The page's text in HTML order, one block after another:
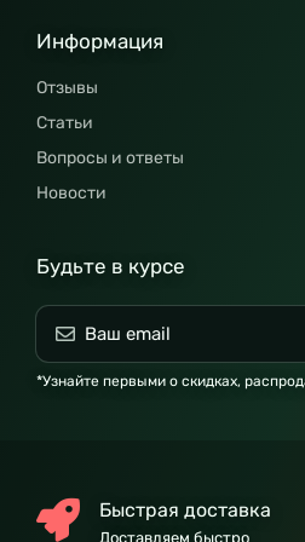
Информация
Отзывы
Статьи
Вопросы и ответы
Новости
Будьте в курсе
*Узнайте первыми о скидках,
Быстрая доставка
Доставляем быстро